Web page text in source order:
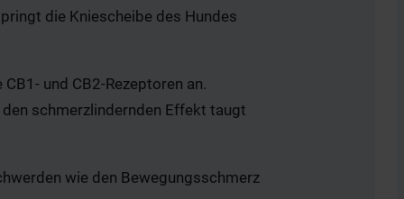
die Kniescheibe des Hundes
und CB2-Rezeptoren an.
schmerzlindernden Effekt taugt
wie den Bewegungsschmerz